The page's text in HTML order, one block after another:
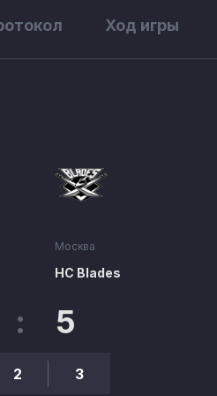
Ход игры
: 5
2 3
Москва
HC Blades